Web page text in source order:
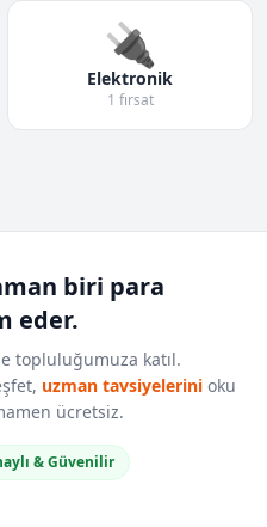
🔌
Elektronik
1 fırsat
biri para
eder.
topluluğumuza katıl.
uzman tavsiyelerini oku
ücretsiz.
& Güvenilir